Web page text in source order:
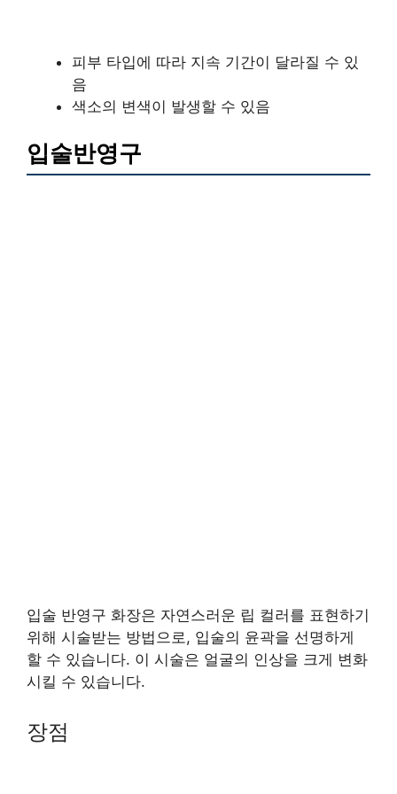
피부 타입에 따라 지속 기간이 달라질 수 있
음
색소의 변색이 발생할 수 있음
입술반영구
입술 반영구 화장은 자연스러운 립 컬러를 표현하기
위해 시술받는 방법으로, 입술의 윤곽을 선명하게
할 수 있습니다. 이 시술은 얼굴의 인상을 크게 변화
시킬 수 있습니다.
장점